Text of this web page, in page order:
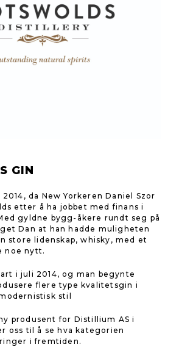
GIN
da New Yorkeren Daniel Szor
etter å ha jobbet med finans i
gyldne bygg-åkere rundt seg på
Dan at han hadde muligheten
store lidenskap, whisky, med et
noe nytt.
i juli 2014, og man begynte
flere type kvalitetsgin i
stil
produsent for Distillium AS i
oss til å se hva kategorien
i fremtiden.